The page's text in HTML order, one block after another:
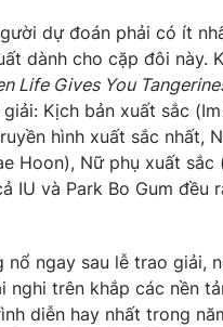
báo VTV
báo in và báo điện tử số 483/
dự đoán phải có ít
dành cho cặp đôi này.
Life Gives You
Kịch bản xuất sắc (Im
hình xuất sắc nhất,
Hoon), Nữ phụ xuất sắc
IU và Park Bo Gum đều
nổ ngay sau lễ trao giải,
nghi trên khắp các nền
diễn hay nhất trong